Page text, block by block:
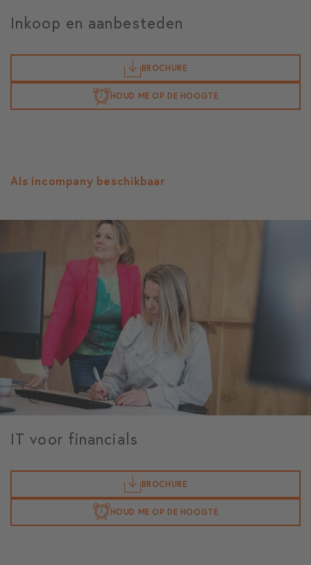
Inkoop en aanbesteden
BROCHURE
HOUD ME OP DE HOOGTE
Als incompany beschikbaar
IT voor financials
BROCHURE
HOUD ME OP DE HOOGTE